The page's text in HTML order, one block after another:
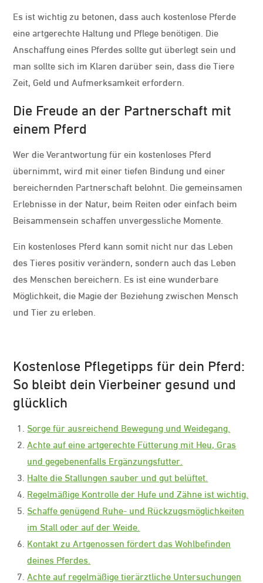
Es ist wichtig zu betonen, dass auch kostenlose Pferde
eine artgerechte Haltung und Pflege benötigen. Die
Anschaffung eines Pferdes sollte gut überlegt sein und
man sollte sich im Klaren darüber sein, dass die Tiere
Zeit, Geld und Aufmerksamkeit erfordern.
Die Freude an der Partnerschaft mit
einem Pferd
Wer die Verantwortung für ein kostenloses Pferd
übernimmt, wird mit einer tiefen Bindung und einer
bereichernden Partnerschaft belohnt. Die gemeinsamen
Erlebnisse in der Natur, beim Reiten oder einfach beim
Beisammensein schaffen unvergessliche Momente.
Ein kostenloses Pferd kann somit nicht nur das Leben
des Tieres positiv verändern, sondern auch das Leben
des Menschen bereichern. Es ist eine wunderbare
Möglichkeit, die Magie der Beziehung zwischen Mensch
und Tier zu erleben.
Kostenlose Pflegetipps für dein Pferd:
So bleibt dein Vierbeiner gesund und
glücklich
Sorge für ausreichend Bewegung und Weidegang.
Achte auf eine artgerechte Fütterung mit Heu, Gras
und gegebenenfalls Ergänzungsfutter.
Halte die Stallungen sauber und gut belüftet.
Regelmäßige Kontrolle der Hufe und Zähne ist wichtig.
Schaffe genügend Ruhe- und Rückzugsmöglichkeiten
im Stall oder auf der Weide.
Kontakt zu Artgenossen fördert das Wohlbefinden
deines Pferdes.
Achte auf regelmäßige tierärztliche Untersuchungen